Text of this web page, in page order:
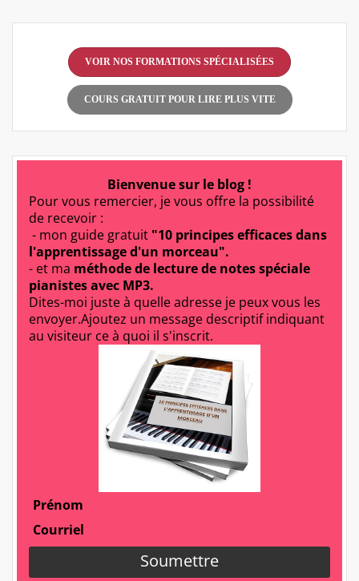
VOIR NOS FORMATIONS SPÉCIALISÉES
COURS GRATUIT POUR LIRE PLUS VITE